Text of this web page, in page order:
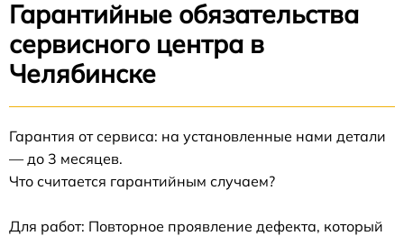
Гарантийные обязательства
сервисного центра в
Челябинске
Гарантия от сервиса: на установленные нами детали
— до 3 месяцев.
Что считается гарантийным случаем?
Для работ: Повторное проявление дефекта, который